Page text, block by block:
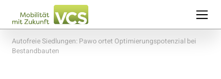
Autofreie Siedlungen: Pawo ortet Optimierungspotenzial bei
Bestandbauten